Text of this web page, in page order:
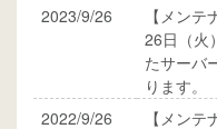
2023/9/26
【メン
26日（火
たサーバ
ります。
2022/9/26
【メン